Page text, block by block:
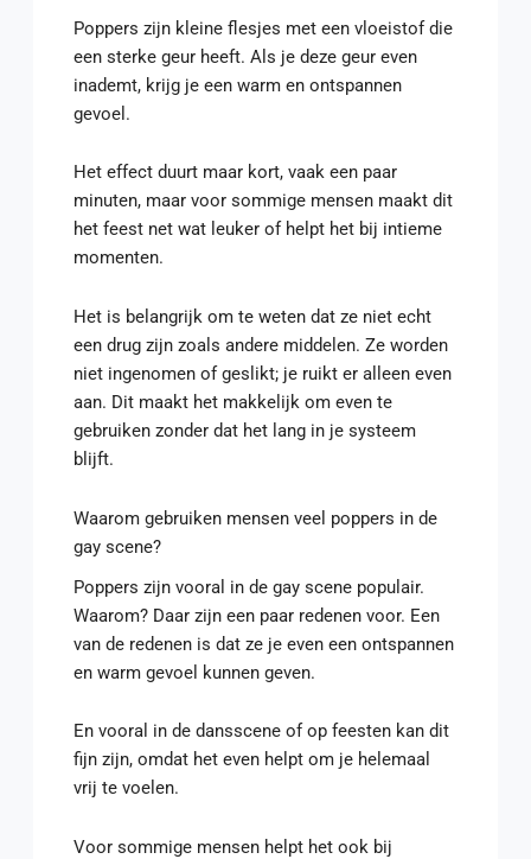
Poppers zijn kleine flesjes met een vloeistof die
een sterke geur heeft. Als je deze geur even
inademt, krijg je een warm en ontspannen
gevoel.
Het effect duurt maar kort, vaak een paar
minuten, maar voor sommige mensen maakt dit
het feest net wat leuker of helpt het bij intieme
momenten.
Het is belangrijk om te weten dat ze niet echt
een drug zijn zoals andere middelen. Ze worden
niet ingenomen of geslikt; je ruikt er alleen even
aan. Dit maakt het makkelijk om even te
gebruiken zonder dat het lang in je systeem
blijft.
Waarom gebruiken mensen veel poppers in de
gay scene?
Poppers zijn vooral in de gay scene populair.
Waarom? Daar zijn een paar redenen voor. Een
van de redenen is dat ze je even een ontspannen
en warm gevoel kunnen geven.
En vooral in de dansscene of op feesten kan dit
fijn zijn, omdat het even helpt om je helemaal
vrij te voelen.
Voor sommige mensen helpt het ook bij